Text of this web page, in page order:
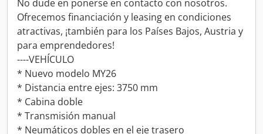
No dude en ponerse en contacto con nosotros.
Ofrecemos financiación y leasing en condiciones
atractivas, ¡también para los Países Bajos, Austria y
para emprendedores!
----VEHÍCULO
* Nuevo modelo MY26
* Distancia entre ejes: 3750 mm
* Cabina doble
* Transmisión manual
* Neumáticos dobles en el eje trasero